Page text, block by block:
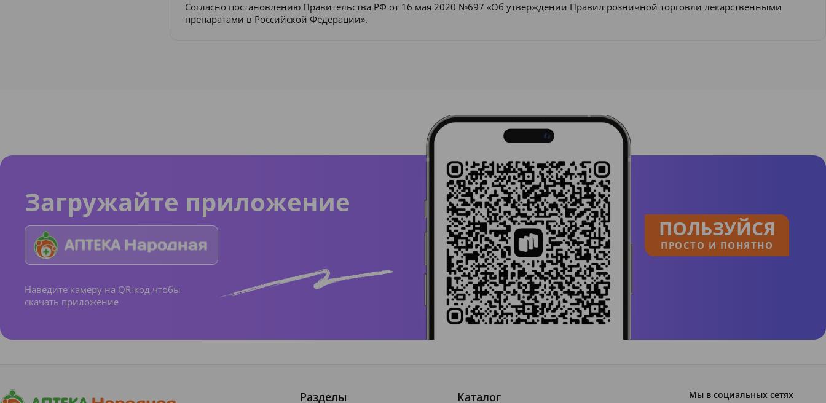
Согласно постановлению Правительства РФ от 16 мая 2020 №697 «Об утверждении Правил розничной торговли лекарственными
препаратами в Российской Федерации».
Загружайте приложение
Наведите камеру на QR-код,чтобы
скачать приложение
ПОЛЬЗУЙСЯ
ПРОСТО И ПОНЯТНО
Разделы Каталог Мы в социальных сетях